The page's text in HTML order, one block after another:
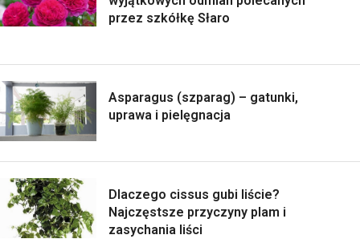
przez szkółkę Słaro
Asparagus (szparag) – gatunki,
uprawa i pielęgnacja
Dlaczego cissus gubi liście?
Najczęstsze przyczyny plam i
zasychania liści